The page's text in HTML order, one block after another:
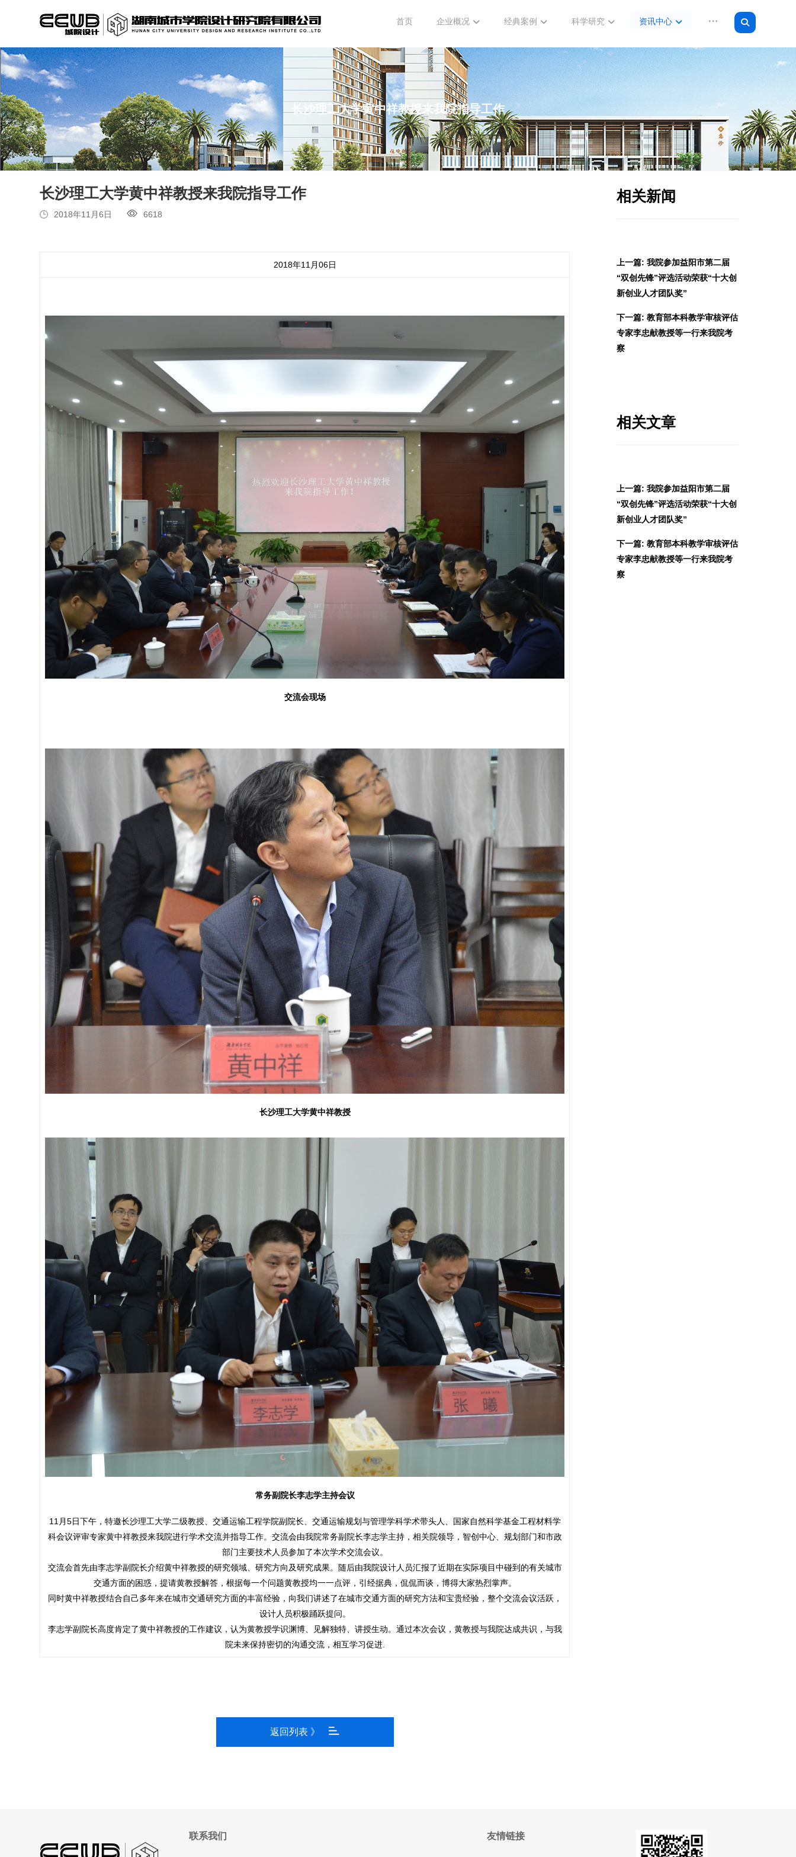
首页 企业概况 经典案例 科学研究 资讯中心
长沙理工大学黄中祥教授来我院指导工作
长沙理工大学黄中祥教授来我院指导工作
2018年11月6日 6618
2018年11月06日
交流会现场
长沙理工大学黄中祥教授
常务副院长李志学主持会议
11月5日下午，特邀长沙理工大学二级教授、交通运输工程学院副院长、交通运输规划与管理学科学术带头人、国家自然科学基金工程材料学
科会议评审专家黄中祥教授来我院进行学术交流并指导工作。交流会由我院常务副院长李志学主持，相关院领导，智创中心、规划部门和市政
部门主要技术人员参加了本次学术交流会议。
交流会首先由李志学副院长介绍黄中祥教授的研究领域、研究方向及研究成果。随后由我院设计人员汇报了近期在实际项目中碰到的有关城市
交通方面的困惑，提请黄教授解答，根据每一个问题黄教授均一一点评，引经据典，侃侃而谈，博得大家热烈掌声。
同时黄中祥教授结合自己多年来在城市交通研究方面的丰富经验，向我们讲述了在城市交通方面的研究方法和宝贵经验，整个交流会议活跃，
设计人员积极踊跃提问。
李志学副院长高度肯定了黄中祥教授的工作建议，认为黄教授学识渊博、见解独特、讲授生动。通过本次会议，黄教授与我院达成共识，与我
院未来保持密切的沟通交流，相互学习促进.
返回列表 》
相关新闻
上一篇: 我院参加益阳市第二届
“双创先锋”评选活动荣获“十大创
新创业人才团队奖”
下一篇: 教育部本科教学审核评估
专家李忠献教授等一行来我院考
察
相关文章
上一篇: 我院参加益阳市第二届
“双创先锋”评选活动荣获“十大创
新创业人才团队奖”
下一篇: 教育部本科教学审核评估
专家李忠献教授等一行来我院考
察
联系我们 友情链接